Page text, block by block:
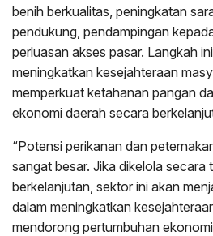
benih berkualitas, peningkatan
pendukung, pendampingan
perluasan akses pasar. Langkah
meningkatkan kesejahteraan
memperkuat ketahanan pangan
ekonomi daerah secara
“Potensi perikanan dan
sangat besar. Jika dikelola secara
berkelanjutan, sektor ini akan
dalam meningkatkan
mendorong pertumbuhan